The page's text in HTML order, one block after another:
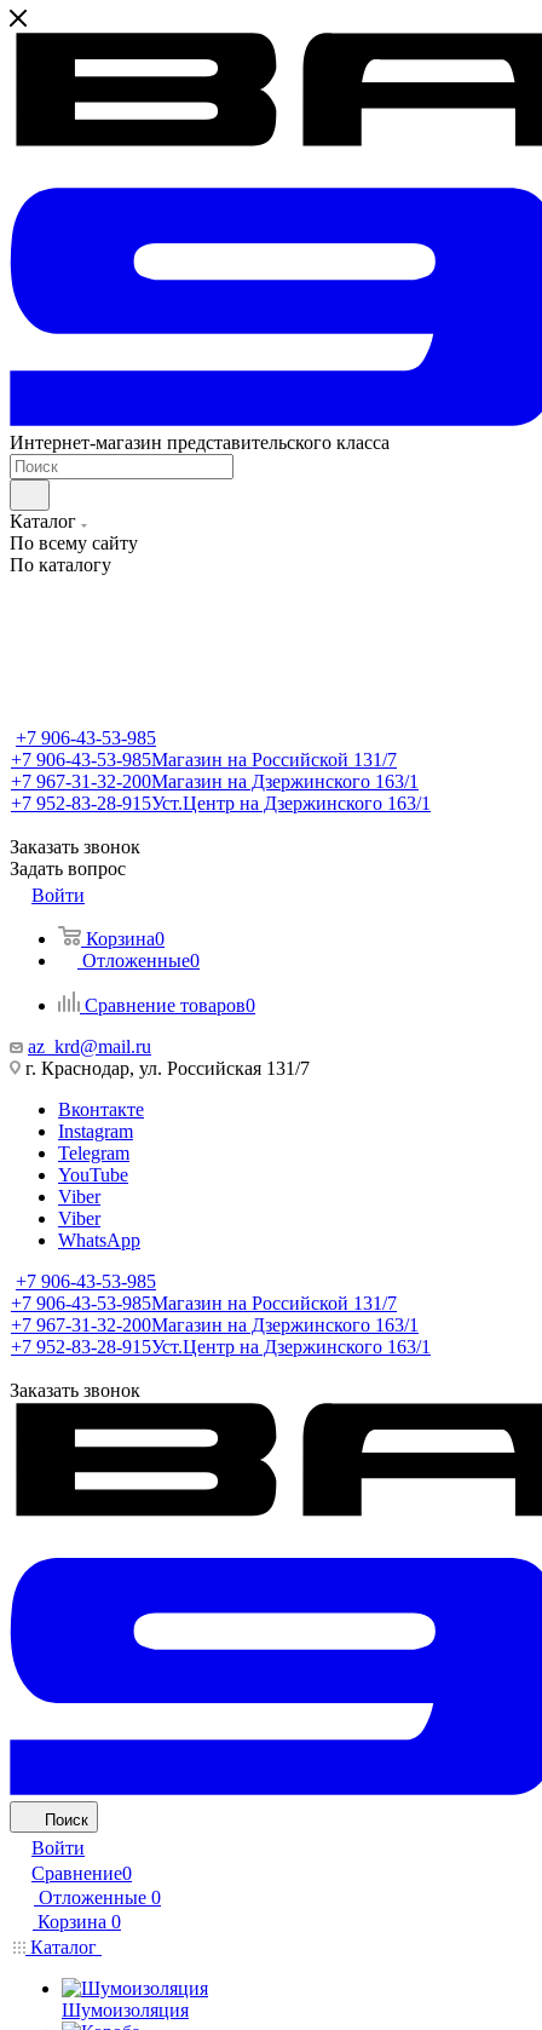
Интернет-магазин представительского класса
Каталог
По всему сайту
По каталогу
+7 906-43-53-985
+7 906-43-53-985Магазин на Российской 131/7
+7 967-31-32-200Магазин на Дзержинского 163/1
+7 952-83-28-915Уст.Центр на Дзержинского 163/1
Заказать звонок
Задать вопрос
Войти
Корзина0
Отложенные0
Сравнение товаров0
az_krd@mail.ru
г. Краснодар, ул. Российская 131/7
Вконтакте
Instagram
Telegram
YouTube
Viber
Viber
WhatsApp
+7 906-43-53-985
+7 906-43-53-985Магазин на Российской 131/7
+7 967-31-32-200Магазин на Дзержинского 163/1
+7 952-83-28-915Уст.Центр на Дзержинского 163/1
Заказать звонок
Поиск
Войти
Сравнение0
Отложенные 0
Корзина 0
Каталог
Шумоизоляция